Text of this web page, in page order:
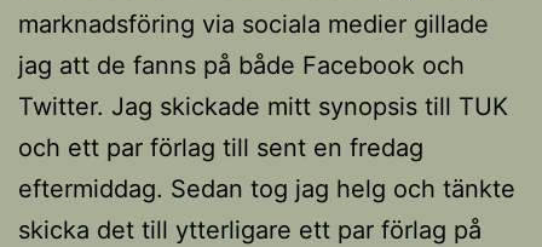
marknadsföring via sociala medier gillade
jag att de fanns på både Facebook och
Twitter. Jag skickade mitt synopsis till TUK
och ett par förlag till sent en fredag
eftermiddag. Sedan tog jag helg och tänkte
skicka det till ytterligare ett par förlag på